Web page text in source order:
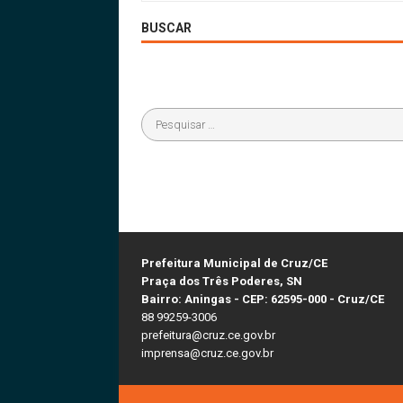
BUSCAR
Prefeitura Municipal de Cruz/CE
Praça dos Três Poderes, SN
Bairro: Aningas - CEP: 62595-000 - Cruz/CE
88 99259-3006
prefeitura@cruz.ce.gov.br
imprensa@cruz.ce.gov.br